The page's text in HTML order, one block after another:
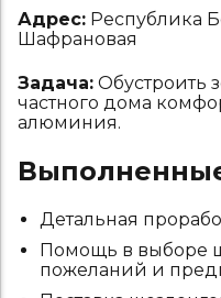
Адрес: Республика
Шафрановая
Задача: Обустроить
частного дома
алюминия.
Детальная
Помощь в выборе
пожеланий и